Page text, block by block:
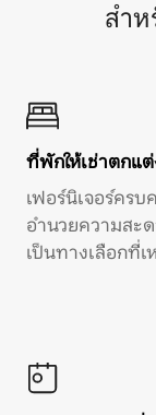
สำห
ที่พักให้เช่าตกแ
เฟอร์นิเจอร์คร
อำนวยความสะ
เป็นทางเลือกที่